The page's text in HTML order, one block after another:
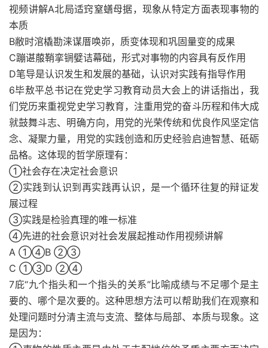
视频讲解A北局适窍窒蟮母据，现象从特定方面表现事物的
本质
B敝时涫橇勘涞谋厝唤峁，质变体现和巩固量变的成果
C蹦谌菔鞘挛锎嬖诘幕础，形式对事物的内容具有反作用
D笔导是认识发生和发展的基础，认识对实践有指导作用
6毕敖平总书记在党史学习教育动员大会上的讲话指出，我
们党历来重视党史学习教育，注重用党的奋斗历程和伟大成
就鼓舞斗志、明确方向，用党的光荣传统和优良作风坚定信
念、凝聚力量，用党的实践创造和历史经验启迪智慧、砥砺
品格。这体现的哲学原理有：
①社会存在决定社会意识
②实践到认识到再实践再认识，是一个循环往复的辩证发
展过程
③实践是检验真理的唯一标准
④先进的社会意识对社会发展起推动作用视频讲解
A ①④B ②③
C ①③D ②④
7庇“九个指头和一个指头的关系”比喻成绩与不足哪个是主
要的、哪个是次要的。这种思想方法可以帮助我们在观察和
处理问题时分清主流与支流、整体与局部、本质与现象。这
是因为：